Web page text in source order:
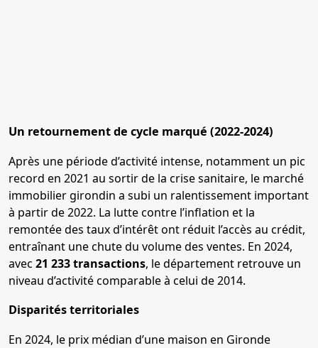
Un retournement de cycle marqué (2022-2024)
Après une période d’activité intense, notamment un pic
record en 2021 au sortir de la crise sanitaire, le marché
immobilier girondin a subi un ralentissement important
à partir de 2022. La lutte contre l’inflation et la
remontée des taux d’intérêt ont réduit l’accès au crédit,
entraînant une chute du volume des ventes. En 2024,
avec 21 233 transactions, le département retrouve un
niveau d’activité comparable à celui de 2014.
Disparités territoriales
En 2024, le prix médian d’une maison en Gironde